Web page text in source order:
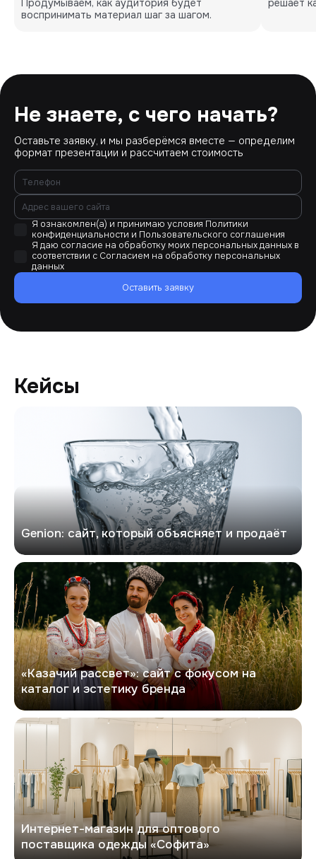
Продумываем, как аудитория будет
воспринимать материал шаг за шагом.
решает
Не знаете, с чего начать?
Оставьте заявку, и мы разберёмся вместе — определим
формат презентации и рассчитаем стоимость
Я ознакомлен(а) и принимаю условия Политики
конфиденциальности и Пользовательского соглашения
Я даю согласие на обработку моих персональных данных в
соответствии с Согласием на обработку персональных
данных
Оставить заявку
Кейсы
Genion: сайт, который объясняет и продаёт
Казачий рассвет
«Казачий рассвет»: сайт с фокусом на
каталог и эстетику бренда
Софита
Интернет-магазин для оптового
поставщика одежды «Софита»